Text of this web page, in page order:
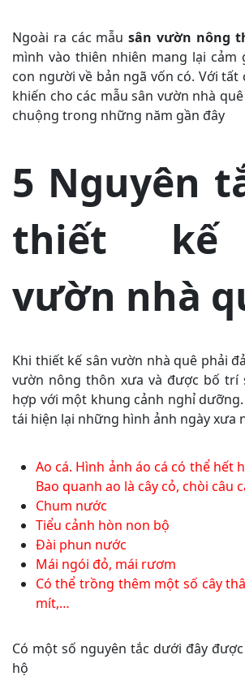
Ngoài ra các mẫusân vườn nông
mình vào thiên nhiên mang lại cảm
con người về bản ngã vốn có. Với tất
khiến cho các mẫu sân vườn nhà
chuộng trong những năm gần đây
5 Nguyên
thiết kế
vườn nhà
Khi thiết kế sân vườn nhà quê phải
vườn nông thôn xưa và được bố trí
hợp với một khung cảnh nghỉ
tái hiện lại những hình ảnh ngày xưa
Ao cá. Hình ảnh áo cá có thể hết
Bao quanh ao là cây cỏ, chòi câu
Chum nước
Tiểu cảnh hòn non bộ
Đài phun nước
Mái ngói đỏ, mái rươm
Có thể trồng thêm một số cây
mít,…
Có một số nguyên tắc dưới đây
hộ